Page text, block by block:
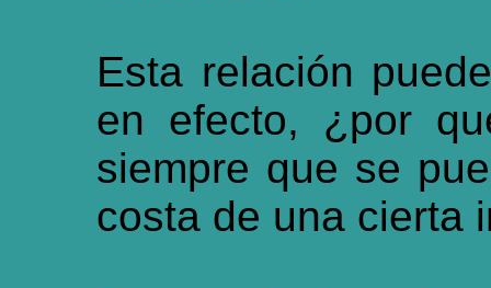
Esta relación
en efecto, ¿ por
siempre que se
costa de una cierta